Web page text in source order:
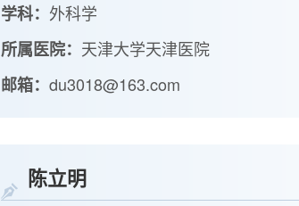
学科： 外科学
所属医院： 天津大学天津医院
邮箱： du3018@163.com
陈立明